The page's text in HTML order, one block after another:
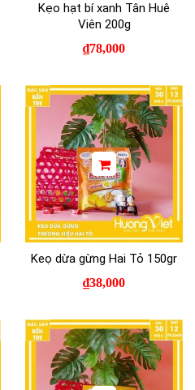
Kẹo hạt bí xanh Tân Huê
Viên 200g
₫78,000
Keọ dừa gừng Hai Tỏ 150gr
₫38,000